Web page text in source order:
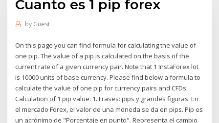
Cuanto es 1 pip forex
by Guest
On this page you can find formula for calculating the value of
one pip. The value of a pip is calculated on the basis of the
current rate of a given currency pair. Note that 1 InstaForex lot
is 10000 units of base currency. Please find below a formula to
calculate the value of one pip for currency pairs and CFDs:
Calculation of 1 pip value: 1. Frases: pips y grandes figuras. En
el mercado Forex, el valor de una moneda se da en pips. Pip es
un acrónimo de "Porcentaje en punto". Representa el cambio